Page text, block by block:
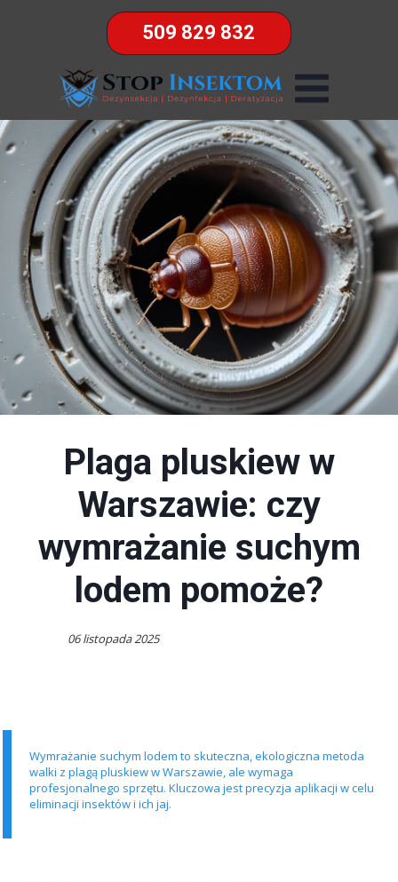
509 829 832
Plaga pluskiew w
Warszawie: czy
wymrażanie suchym
lodem pomoże?
06 listopada 2025
Wymrażanie suchym lodem to skuteczna, ekologiczna metoda
walki z plagą pluskiew w Warszawie, ale wymaga
profesjonalnego sprzętu. Kluczowa jest precyzja aplikacji w celu
eliminacji insektów i ich jaj.